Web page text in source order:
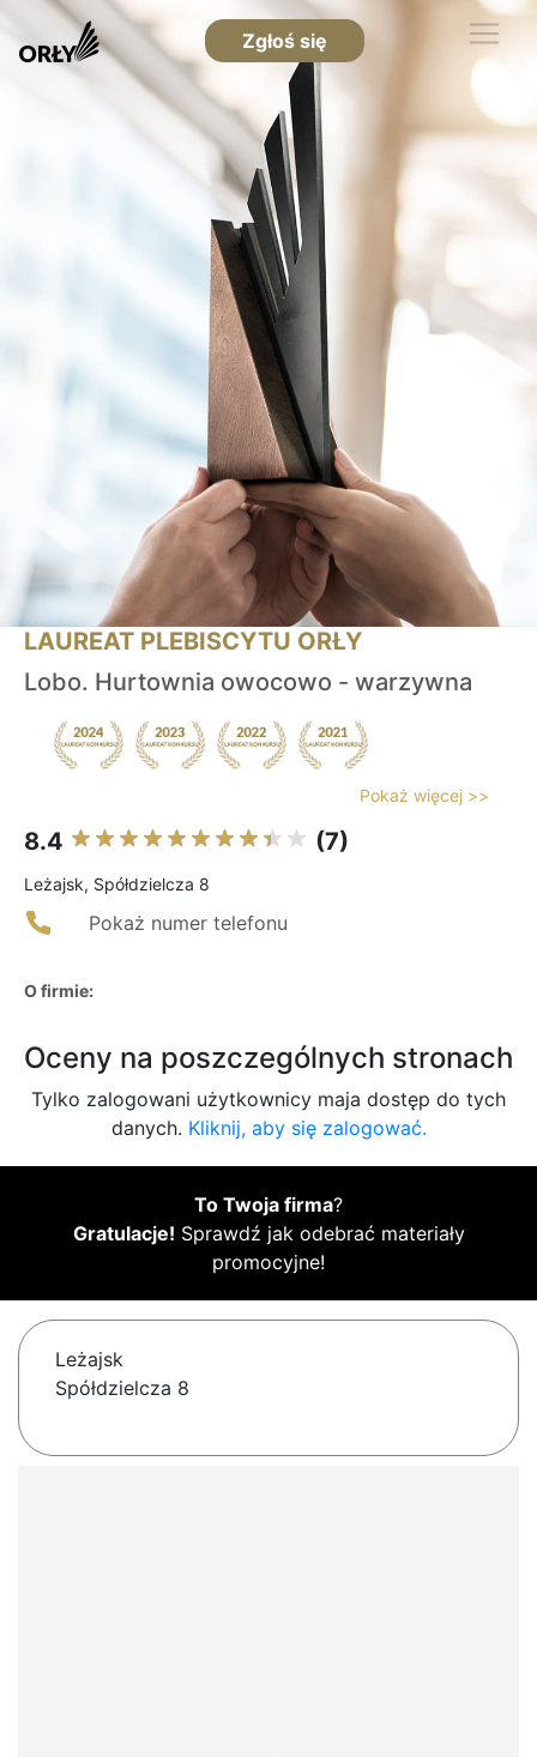
Zgłoś się
LAUREAT PLEBISCYTU ORŁY
Lobo. Hurtownia owocowo - warzywna
Pokaż więcej >>
8.4 (7)
Leżajsk, Spółdzielcza 8
Pokaż numer telefonu
O firmie:
Oceny na poszczególnych stronach
Tylko zalogowani użytkownicy maja dostęp do tych
danych. Kliknij, aby się zalogować.
To Twoja firma?
Gratulacje! Sprawdź jak odebrać materiały
promocyjne!
Leżajsk
Spółdzielcza 8